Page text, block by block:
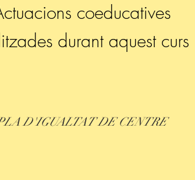
D'IGUALTAT DE CENTRE
coeducatives
durant aquest curs